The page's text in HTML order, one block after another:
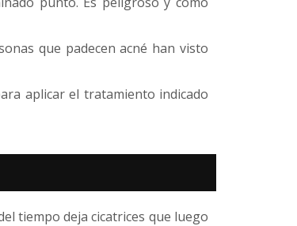
que padecen acné han visto
aplicar el tratamiento indicado
tiempo deja cicatrices que luego